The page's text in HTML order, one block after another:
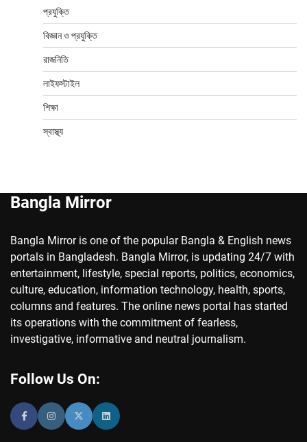
প্রযুক্তি
বিজ্ঞান ও প্রযুক্তি
রাজনিতি
লাইফস্টাইল
শিক্ষা
স্বাস্থ্য
Bangla Mirror
Bangla Mirror is one of the popular Bangla & English news
portals in Bangladesh. Bangla Mirror, is updating 24/7 with
entertainment, lifestyle, special reports, politics, economics,
culture, education, information technology, health, sports,
columns and features. The online news portal has started
its operations with the commitment of fearless,
investigative, informative and neutral journalism.
Follow Us On: